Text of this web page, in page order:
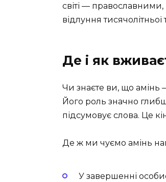
світі —
відлуння
Де і як
Чи знаєте ви, що амінь
Його роль значно
підсумовує слова. Це
Де ж ми чуємо амінь
У завершенні